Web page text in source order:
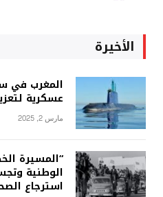
الأخيرة
المغرب في
عسكرية
مارس 2, 2025
“المسيرة
الوطنية
استرجاع